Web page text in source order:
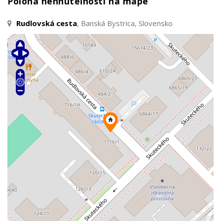
Rudlovská cesta, Banská Bystrica, Slovensko